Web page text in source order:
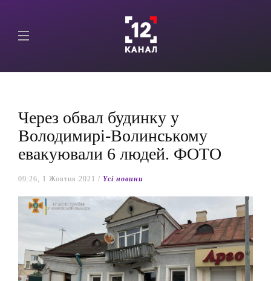
Через обвал будинку у
Володимирі-Волинському
евакуювали 6 людей. ФОТО
09:26, 1 Жовтня 2021 / Yсі новини